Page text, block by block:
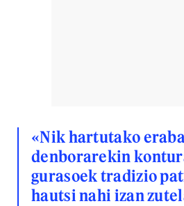
«Nik hartutako
denborarekin
gurasoek tradizio
hautsi nahi izan